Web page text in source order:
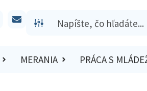
MERANIA PRÁCA S